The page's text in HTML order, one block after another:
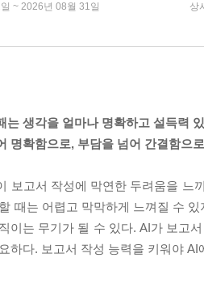
~ 2026년 08월 31일 상
는 생각을 얼마나 명확하고 설득력
명확함으로, 부담을 넘어 간결함으
보고서 작성에 막연한 두려움을 느
때는 어렵고 막막하게 느껴질 수
이는 무기가 될 수 있다. AI가 보고
하다. 보고서 작성 능력을 키워야